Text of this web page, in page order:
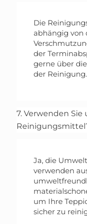
Die
abhängig von
der
gerne über
der Reinigung.
7. Verwenden
Ja, die
verwenden
um Ihre
sicher zu